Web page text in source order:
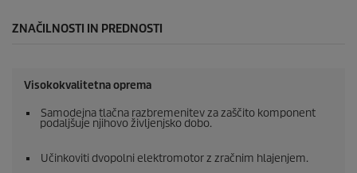
ZNAČILNOSTI IN PREDNOSTI
Visokokvalitetna oprema
Samodejna tlačna razbremenitev za zaščito komponent
podaljšuje njihovo življenjsko dobo.
Učinkoviti dvopolni elektromotor z zračnim hlajenjem.